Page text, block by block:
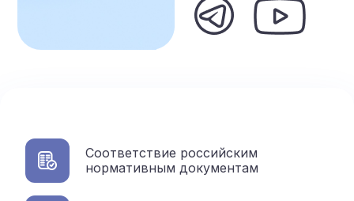
Соответствие российским
нормативным документам